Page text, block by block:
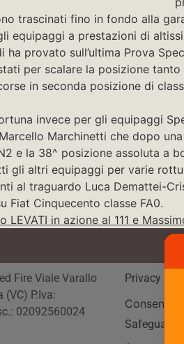
trascinati fino in fondo alla
equipaggi a prestazioni di
ha provato sull’ultima Prova
per scalare la posizione
in seconda posizione di
invece per gli equipaggi
Marchinetti che dopo
e la 38^ posizione assoluta a
gli altri equipaggi per varie
al traguardo Luca Demattei-
Fiat Cinquecento classe FA0.
LEVATI in azione al 111 e
Fire Viale Varallo
P.Iva:
02092560024
Privacy
Consenso